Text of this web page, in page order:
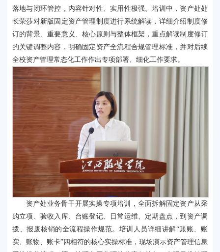
落地与闭环管控，内容针对性、实用性极强。培训中，资产处处
长荣莎对新版固定资产管理制度进行系统解读，详细介绍制度修
订的背景、重要意义、核心原则与整体框架，重点解读制度修订
的关键调整内容，明确固定资产全流程合规管理标准，并对后续
全校资产管理常态化工作作出专项部署、细化工作要求。
资产处业务骨干开展实操专项培训，全面拆解固定资产从采
购立项、验收入库、台账登记、日常运维、定期盘点，到资产调
拨、报废核销的全流程操作规范。培训人员详细讲解“账账、账
实、账物、账卡”四相符的核心实操标准，现场演示资产管理信息